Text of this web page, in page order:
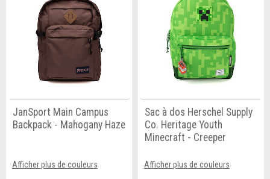
JanSport Main Campus
Backpack - Mahogany Haze
Afficher plus de couleurs
Sac à dos Herschel Supply
Co. Heritage Youth
Minecraft - Creeper
Afficher plus de couleurs